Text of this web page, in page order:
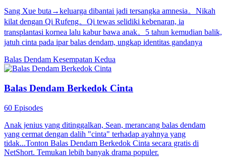
Sang Xue buta→keluarga dibantai jadi tersangka amnesia。Nikah
kilat dengan Qi Rufeng。Qi tewas selidiki kebenaran, ia
transplantasi kornea lalu kabur bawa anak。5 tahun kemudian balik,
jatuh cinta pada ipar balas dendam, ungkap identitas gandanya
Balas Dendam Kesempatan Kedua
Balas Dendam Berkedok Cinta
60 Episodes
Anak jenius yang ditinggalkan, Sean, merancang balas dendam
yang cermat dengan dalih "cinta" terhadap ayahnya yang
tidak...Tonton Balas Dendam Berkedok Cinta secara gratis di
NetShort. Temukan lebih banyak drama populer.